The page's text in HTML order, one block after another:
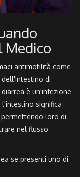
Medico
antimotilità come
di
è un'infezione
l'intestino significa
loro di
nel flusso
se presenti uno di